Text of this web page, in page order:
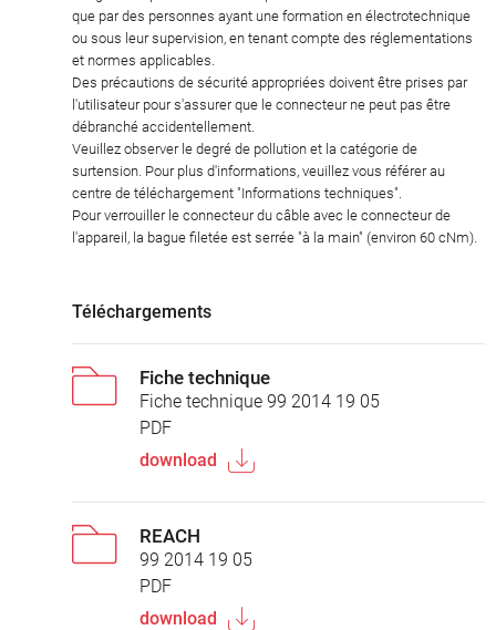
que par des personnes ayant une formation en électrotechnique
ou sous leur supervision, en tenant compte des réglementations
et normes applicables.
Des précautions de sécurité appropriées doivent être prises par
l'utilisateur pour s'assurer que le connecteur ne peut pas être
débranché accidentellement.
Veuillez observer le degré de pollution et la catégorie de
surtension. Pour plus d'informations, veuillez vous référer au
centre de téléchargement "Informations techniques".
Pour verrouiller le connecteur du câble avec le connecteur de
l'appareil, la bague filetée est serrée "à la main" (environ 60 cNm).
Téléchargements
Fiche technique
Fiche technique 99 2014 19 05
PDF
download
REACH
99 2014 19 05
PDF
download